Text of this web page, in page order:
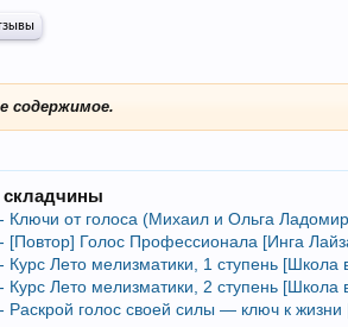
содержимое.
Ключи от голоса (Михаил и Ольга
[Повтор] Голос Профессионала [Инга
Курс Лето мелизматики, 1 ступень [Школа
Курс Лето мелизматики, 2 ступень [Школа
Раскрой голос своей силы — ключ к жизни